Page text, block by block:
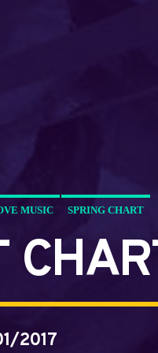
MUSIC SPRING CHART
2017